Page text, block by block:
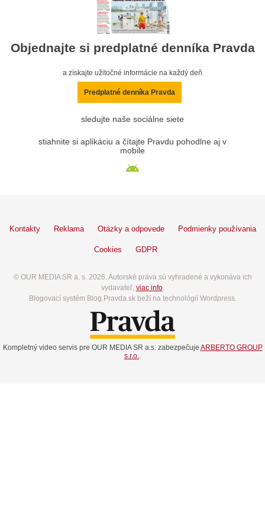
Objednajte si predplatné denníka Pravda
a získajte užitočné informácie na každý deň
Predplatné denníka Pravda
sledujte naše sociálne siete
stiahnite si aplikáciu a čítajte Pravdu pohodlne aj v
mobile
Kontakty Reklama Otázky a odpovede Podmienky používania
Cookies GDPR
© OUR MEDIA SR a. s. 2026. Autorské práva sú vyhradené a vykonáva ich
vydavateľ, viac info.
Blogovací systém Blog.Pravda.sk beží na technológií Wordpress.
Kompletný video servis pre OUR MEDIA SR a.s. zabezpečuje ARBERTO GROUP
s.r.o..